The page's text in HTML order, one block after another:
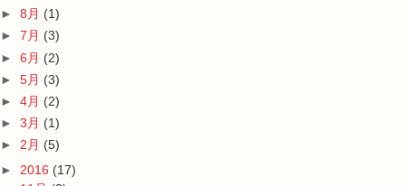
► 8月 (1)
► 7月 (3)
► 6月 (2)
► 5月 (3)
► 4月 (2)
► 3月 (1)
► 2月 (5)
► 2016 (17)